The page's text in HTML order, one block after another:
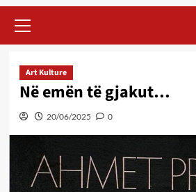
Menu
Art Kulture
Në emën të gjakut…
20/06/2025 0